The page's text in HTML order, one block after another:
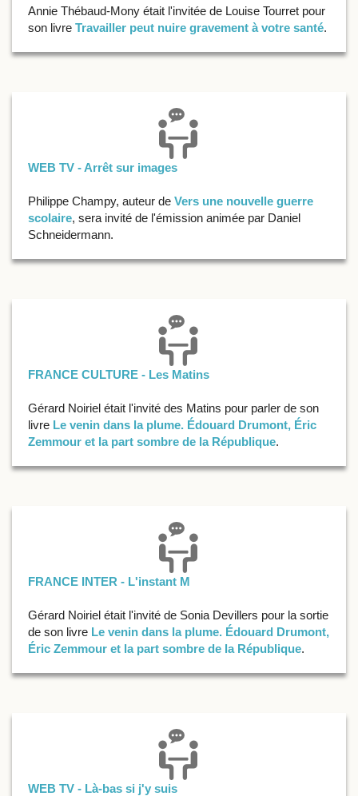
Annie Thébaud-Mony était l'invitée de Louise Tourret pour
son livre Travailler peut nuire gravement à votre santé.
WEB TV - Arrêt sur images
Philippe Champy, auteur de Vers une nouvelle guerre
scolaire, sera invité de l'émission animée par Daniel
Schneidermann.
FRANCE CULTURE - Les Matins
Gérard Noiriel était l'invité des Matins pour parler de son
livre Le venin dans la plume. Édouard Drumont, Éric
Zemmour et la part sombre de la République.
FRANCE INTER - L'instant M
Gérard Noiriel était l'invité de Sonia Devillers pour la sortie
de son livre Le venin dans la plume. Édouard Drumont,
Éric Zemmour et la part sombre de la République.
WEB TV - Là-bas si j'y suis